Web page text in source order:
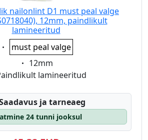
nailonlint D1 must peal valge
12mm, paindlikult
lamineeritud
Eigenschaft:
must peal valge
Eigenschaft:
12mm
lamineeritud
ja tarneaeg
24 tunni jooksul